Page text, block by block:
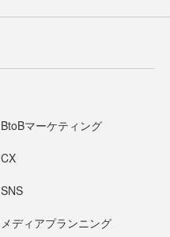
BtoBマーケティング
CX
SNS
メディアプランニング